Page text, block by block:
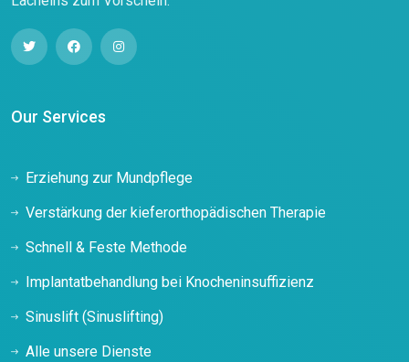
Our Services
Erziehung zur Mundpflege
Verstärkung der kieferorthopädischen Therapie
Schnell & Feste Methode
Implantatbehandlung bei Knocheninsuffizienz
Sinuslift (Sinuslifting)
Alle unsere Dienste